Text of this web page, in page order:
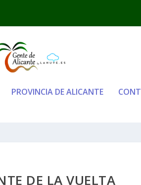
PROVINCIA DE ALICANTE
DE LA VUELTA